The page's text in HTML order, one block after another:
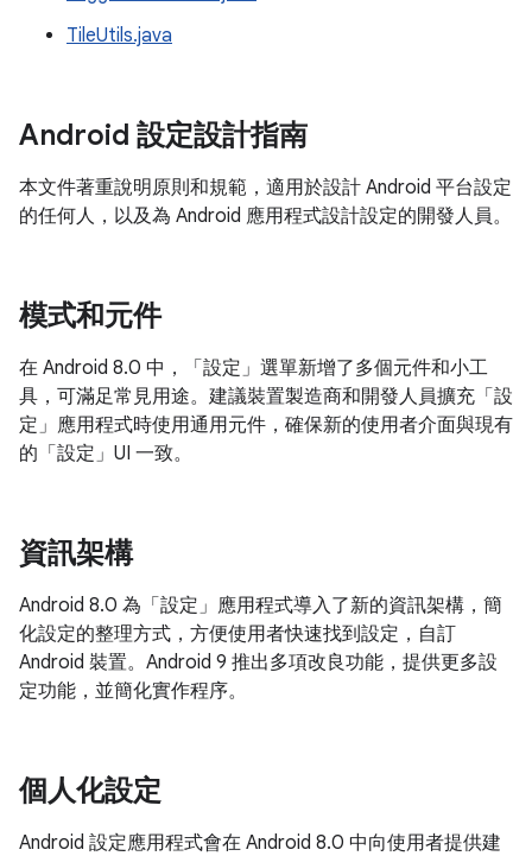
TileUtils.java
Android 設定設計指南
本文件著重說明原則和規範，適用於設計 Android 平台設定
的任何人，以及為 Android 應用程式設計設定的開發人員。
模式和元件
在 Android 8.0 中，「設定」選單新增了多個元件和小工
具，可滿足常見用途。建議裝置製造商和開發人員擴充「設
定」應用程式時使用通用元件，確保新的使用者介面與現有
的「設定」UI 一致。
資訊架構
Android 8.0 為「設定」應用程式導入了新的資訊架構，簡
化設定的整理方式，方便使用者快速找到設定，自訂
Android 裝置。Android 9 推出多項改良功能，提供更多設
定功能，並簡化實作程序。
個人化設定
Android 設定應用程式會在 Android 8.0 中向使用者提供建